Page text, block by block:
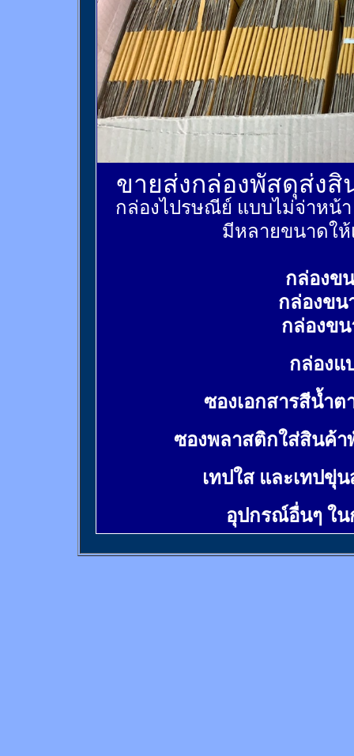
ขายส่งกล่องพัสดุส่ง
กล่องไปรษณีย์ แบบไม่จ่าหน้
มีหลายขนาดให้
กล่องข
กล่องขน
กล่องข
กล่องแ
ซองเอกสารสีน้ำต
ซองพลาสติกใส่สินค้า
เทปใส และเทปขุ่
อุปกรณ์อื่นๆ ใ